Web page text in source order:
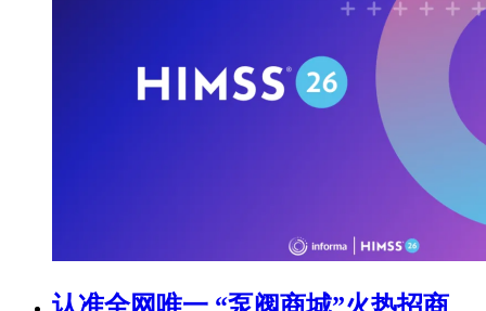
认准全网唯一 “泵阀商城”火热招商